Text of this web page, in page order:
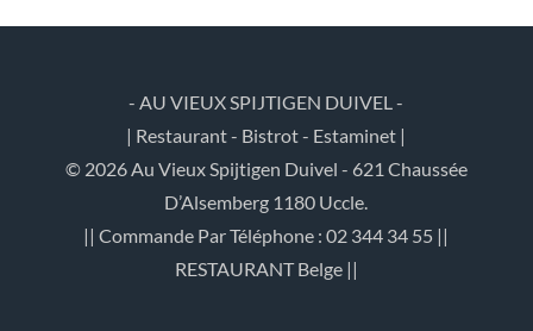
- AU VIEUX SPIJTIGEN DUIVEL -
| Restaurant - Bistrot - Estaminet |
© 2026 Au Vieux Spijtigen Duivel - 621 Chaussée
D’Alsemberg 1180 Uccle.
|| Commande Par Téléphone : 02 344 34 55 ||
RESTAURANT Belge ||